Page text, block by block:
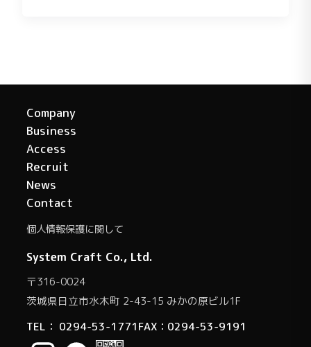
Company
Business
Access
Recruit
News
Contact
個人情報保護に関して
System Craft Co., Ltd.
〒316-0024
茨城県日立市水木町 2-43-15 みかの原ビル1F
TEL： 0294-53-1771FAX：0294-53-9191